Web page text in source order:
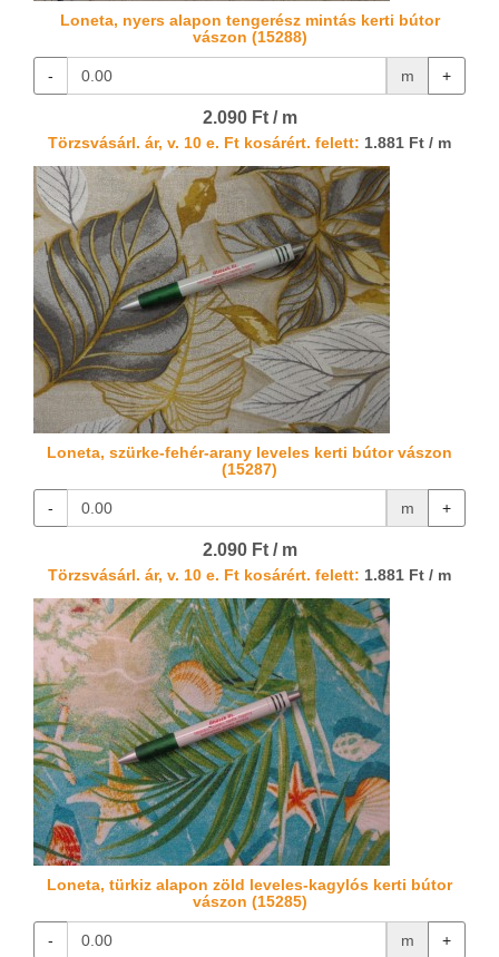
Loneta, nyers alapon tengerész mintás kerti bútor
vászon (15288)
- m +
2.090 Ft / m
Törzsvásárl. ár, v. 10 e. Ft kosárért. felett: 1.881 Ft / m
Loneta, szürke-fehér-arany leveles kerti bútor vászon
(15287)
- m +
2.090 Ft / m
Törzsvásárl. ár, v. 10 e. Ft kosárért. felett: 1.881 Ft / m
Loneta, türkiz alapon zöld leveles-kagylós kerti bútor
vászon (15285)
- m +